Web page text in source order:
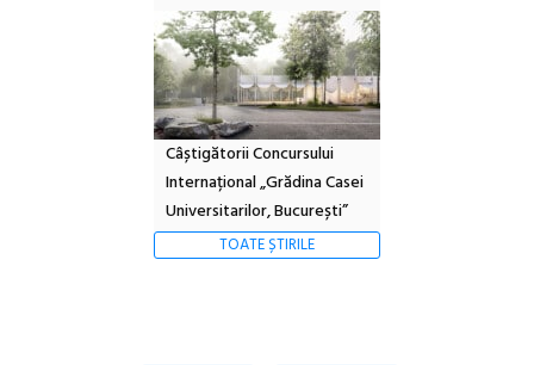
Câștigătorii Concursului
Internațional „Grădina Casei
Universitarilor, București”
TOATE ȘTIRILE